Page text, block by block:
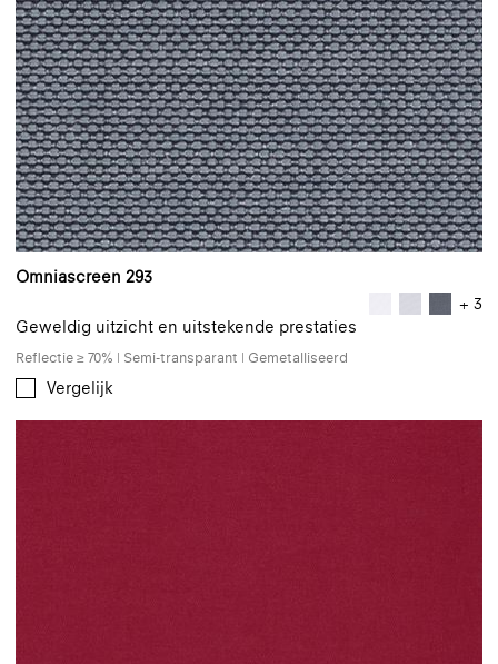
Omniascreen 293
+ 3
Geweldig uitzicht en uitstekende prestaties
Reflectie ≥ 70% | Semi-transparant | Gemetalliseerd
Vergelijk